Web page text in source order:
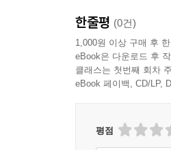
한줄평 (0건)
1,000원 이상 구매 후
eBook은 다운로드 후
클래스는 첫번째 회차
eBook 페이백, CD/LP,
평점